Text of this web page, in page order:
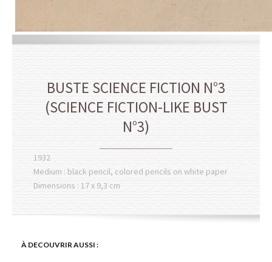
BUSTE SCIENCE FICTION N°3
(SCIENCE FICTION-LIKE BUST
N°3)
1932
Medium : black pencil, colored pencils on white paper
Dimensions : 17 x 9,3 cm
À DECOUVRIR AUSSI :